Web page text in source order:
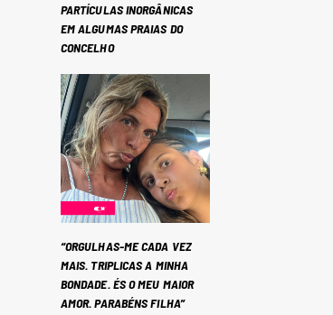
PARTÍCULAS INORGÂNICAS
EM ALGUMAS PRAIAS DO
CONCELHO
“ORGULHAS-ME CADA VEZ
MAIS. TRIPLICAS A MINHA
BONDADE. ÉS O MEU MAIOR
AMOR. PARABÉNS FILHA”